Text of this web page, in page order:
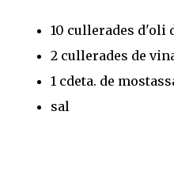
10 cullerades d'oli
2 cullerades de
1 cdeta. de
sal